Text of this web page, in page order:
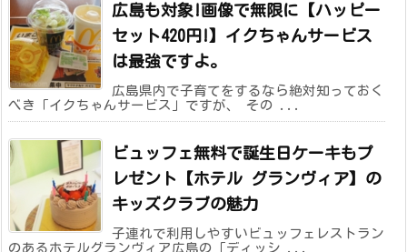
広島も対象!画像で無限に【ハッピー
セット420円!】イクちゃんサービス
は最強ですよ。
広島県内で子育てをするなら絶対知っておく
べき「イクちゃんサービス」ですが、 その ...
ビュッフェ無料で誕生日ケーキもプ
レゼント【ホテル グランヴィア】の
キッズクラブの魅力
子連れで利用しやすいビュッフェレストラン
のあるホテルグランヴィア広島の「ディッシ ...